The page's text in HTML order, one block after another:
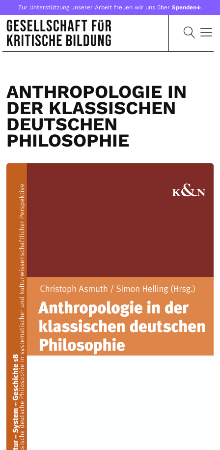
Zur Unterstützung unserer Arbeit freuen wir uns über Spenden↓.
ANTHROPOLOGIE IN
DER KLASSISCHEN
DEUTSCHEN
PHILOSOPHIE